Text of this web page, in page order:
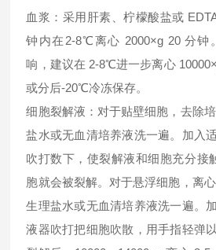
血浆：采用肝素、柠檬酸盐或
钟内在2-8℃离心 2000×g 20 分钟
响，建议在 2-8℃进一步离心
或分后-20℃冷冻保存。
细胞裂解液：对于贴壁细胞，去除
盐水或无血清培养液洗一遍。加入
吹打数下，使裂解液和细胞充分接
胞就会被裂解。对于悬浮细胞，离
生理盐水或无血清培养液洗一遍。
液器吹打把细胞吹散，用手指轻弹